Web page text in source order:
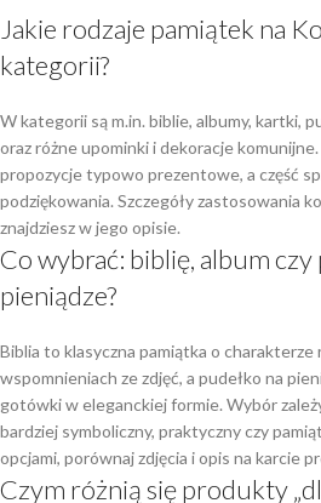
Jakie rodzaje pamiątek na
kategorii?
W kategorii są m.in. biblie, albumy, kartki,
oraz różne upominki i dekoracje
propozycje typowo prezentowe, a część
podziękowania. Szczegóły zastosowania
znajdziesz w jego opisie.
Co wybrać: biblię, album czy
pieniądze?
Biblia to klasyczna pamiątka o charakterze
wspomnieniach ze zdjęć, a pudełko na
gotówki w eleganckiej formie. Wybór
bardziej symboliczny, praktyczny czy
opcjami, porównaj zdjęcia i opis na karcie
Czym różnią się produkty